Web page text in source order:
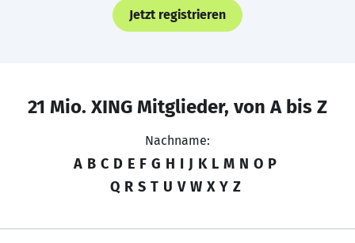
Jetzt registrieren
21 Mio. XING Mitglieder, von A bis Z
Nachname:
A B C D E F G H I J K L M N O P
Q R S T U V W X Y Z